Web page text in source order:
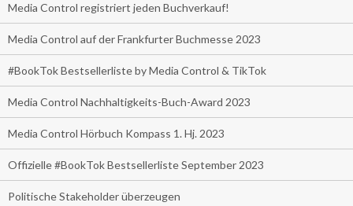
Media Control registriert jeden Buchverkauf!
Media Control auf der Frankfurter Buchmesse 2023
#BookTok Bestsellerliste by Media Control & TikTok
Media Control Nachhaltigkeits-Buch-Award 2023
Media Control Hörbuch Kompass 1. Hj. 2023
Offizielle #BookTok Bestsellerliste September 2023
Politische Stakeholder überzeugen